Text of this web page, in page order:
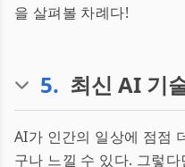
을 살펴볼 차례다!
5. 최신 AI 기
AI가 인간의 일상에 점점
구나 느낄 수 있다. 그렇